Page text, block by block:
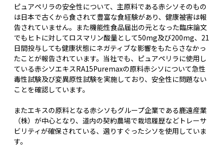
ピュアペリラの安全性について、主原料である赤シソそのもの
は日本で古くから食されて豊富な食経験があり、健康被害は報
告されていません。また機能性食品届出の元となった臨床論文
でもヒトに対してロスマリン酸量として50mg及び200mg、21
日間投与しても健康状態にネガティブな影響をもたらさなかっ
たことが報告されています。当社でも、ピュアペリラに使用し
ている赤シソエキスRA15Puremaxの原料赤シソについて急性
毒性試験及び変異原性試験を実施しており、安全性に問題ない
ことを確認しています。
またエキスの原料となる赤シソもグループ企業である鹿遠産業
（株）が中心となり、道内の契約農場で栽培履歴などトレーサ
ビリティが確保されている、選りすぐったシソを使用していま
す。